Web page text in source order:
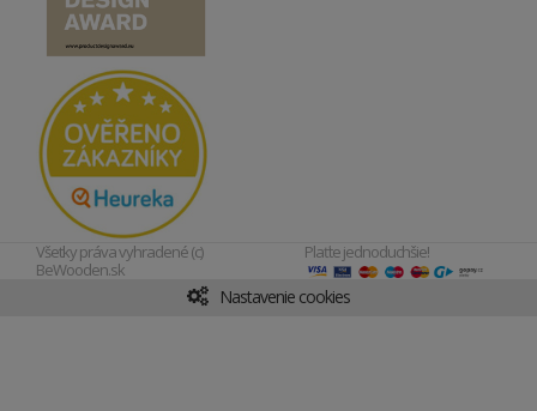
Všetky práva vyhradené (c)
BeWooden.sk
Plaťte jednoduchšie!
Nastavenie cookies